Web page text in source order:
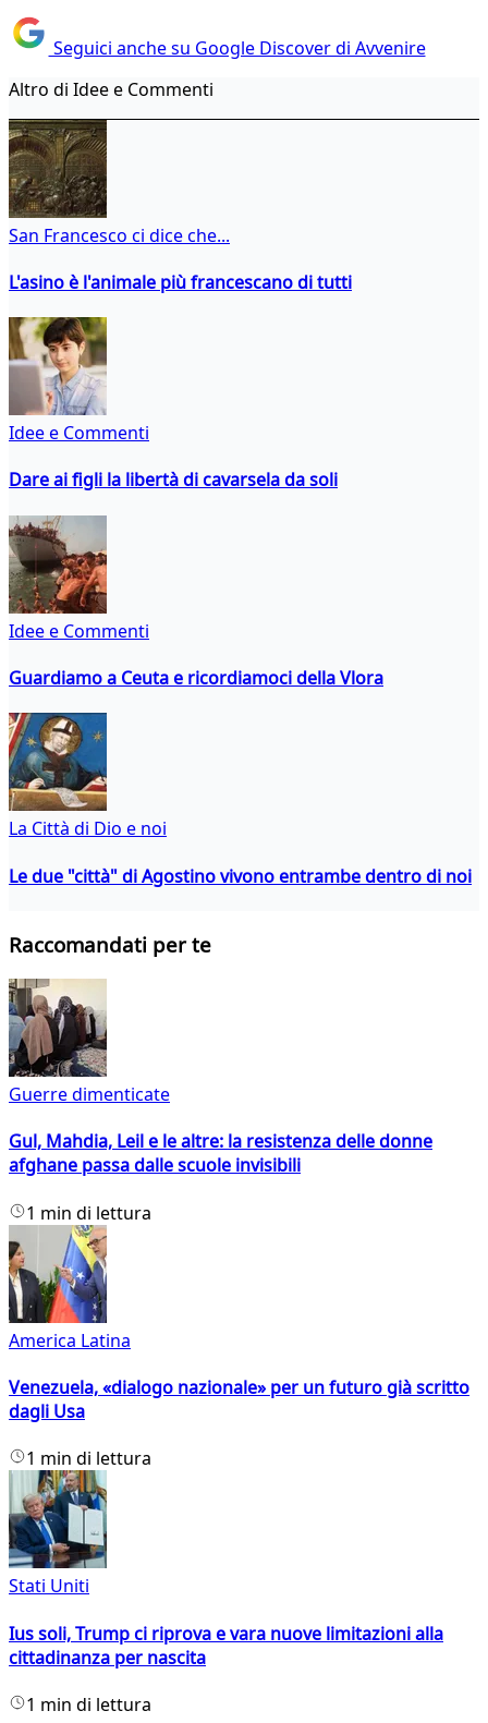
Seguici anche su Google Discover di Avvenire
Altro di Idee e Commenti
San Francesco ci dice che...
L'asino è l'animale più francescano di tutti
Idee e Commenti
Dare ai figli la libertà di cavarsela da soli
Idee e Commenti
Guardiamo a Ceuta e ricordiamoci della Vlora
La Città di Dio e noi
Le due "città" di Agostino vivono entrambe dentro di noi
Raccomandati per te
Guerre dimenticate
Gul, Mahdia, Leil e le altre: la resistenza delle donne
afghane passa dalle scuole invisibili
1 min di lettura
America Latina
Venezuela, «dialogo nazionale» per un futuro già scritto
dagli Usa
1 min di lettura
Stati Uniti
Ius soli, Trump ci riprova e vara nuove limitazioni alla
cittadinanza per nascita
1 min di lettura